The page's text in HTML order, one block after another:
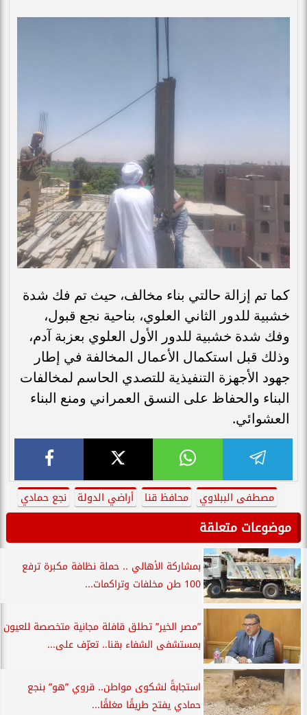
كما تم إزالة حالتي بناء مخالف، حيث تم فك شدة
خشبية للدور الثاني العلوي، بناحية نجع قبول،
وفك شدة خشبية للدور الأول العلوي بعزبة آدم،
وذلك قبل استكمال الأعمال المخالفة في إطار
جهود الأجهزة التنفيذية للتصدي الحاسم لمخالفات
البناء والحفاظ على النسق العمراني ومنع البناء
العشوائي.
مصطفى الببلاوي محافظ قنا أراضي الدولة نجع حمادي
موضوعات متعلقة
بمشاركة الأهالي .. حملة نظافة مكبرة ترفع
100 طن مخلفات وتراكمات...
”مصر الخير” تطلق قافلة مجانية متخصصة للعيون
بمستشفى الشفاء بقنا.. تعرّف على...
استجابةً لشكوى مواطن.. قروي ”هو” بنجع
حمادي يفتح طريقًا مغلقًا...